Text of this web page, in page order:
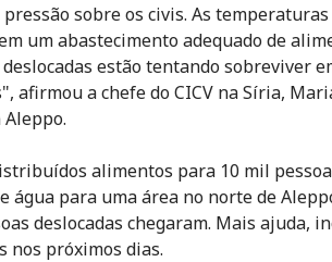
sobre os civis. As temperaturas
um abastecimento adequado de
estão tentando sobreviver
afirmou a chefe do CICV na Síria,
Aleppo.
alimentos para 10 mil
água para uma área no norte de
deslocadas chegaram. Mais ajuda,
nos próximos dias.